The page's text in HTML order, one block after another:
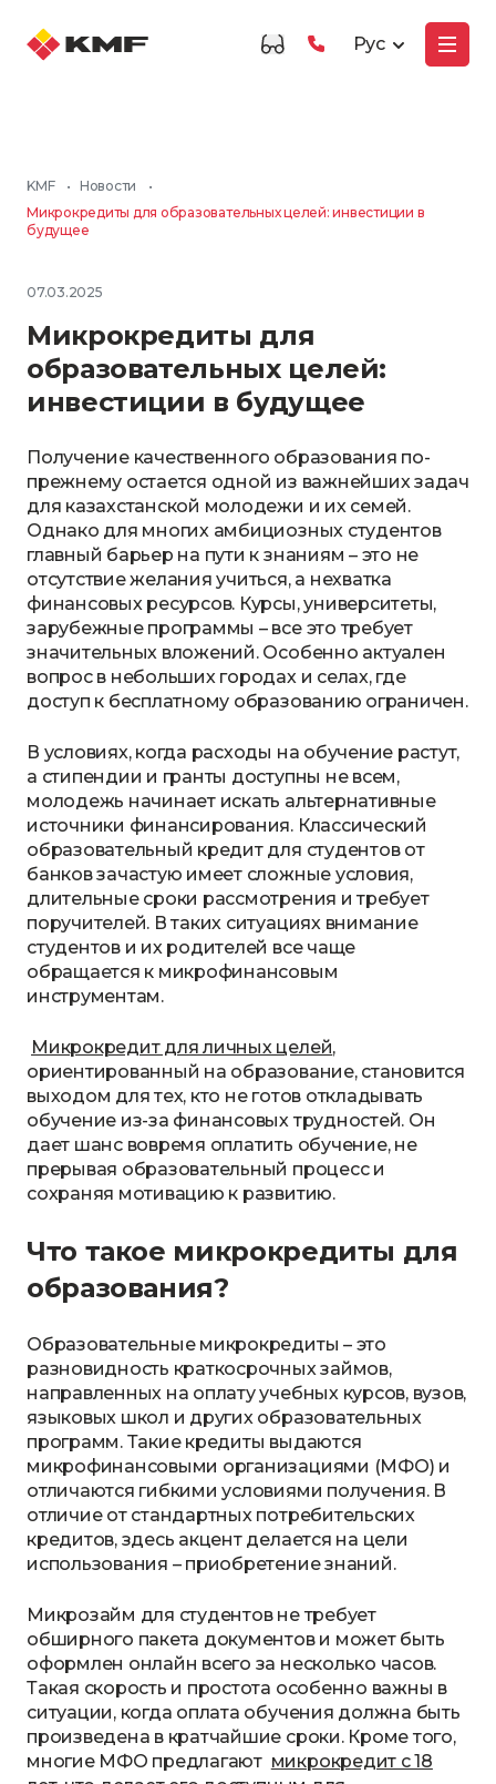
Рус
KMF • Новости
•
Микрокредиты для образовательных целей: инвестиции в
будущее
07.03.2025
Микрокредиты для
образовательных целей:
инвестиции в будущее
Получение качественного образования по-
прежнему остается одной из важнейших задач
для казахстанской молодежи и их семей.
Однако для многих амбициозных студентов
главный барьер на пути к знаниям – это не
отсутствие желания учиться, а нехватка
финансовых ресурсов. Курсы, университеты,
зарубежные программы – все это требует
значительных вложений. Особенно актуален
вопрос в небольших городах и селах, где
доступ к бесплатному образованию ограничен.
В условиях, когда расходы на обучение растут,
а стипендии и гранты доступны не всем,
молодежь начинает искать альтернативные
источники финансирования. Классический
образовательный кредит для студентов от
банков зачастую имеет сложные условия,
длительные сроки рассмотрения и требует
поручителей. В таких ситуациях внимание
студентов и их родителей все чаще
обращается к микрофинансовым
инструментам.
Микрокредит для личных целей,
ориентированный на образование, становится
выходом для тех, кто не готов откладывать
обучение из-за финансовых трудностей. Он
дает шанс вовремя оплатить обучение, не
прерывая образовательный процесс и
сохраняя мотивацию к развитию.
Что такое микрокредиты для
образования?
Образовательные микрокредиты – это
разновидность краткосрочных займов,
направленных на оплату учебных курсов, вузов,
языковых школ и других образовательных
программ. Такие кредиты выдаются
микрофинансовыми организациями (МФО) и
отличаются гибкими условиями получения. В
отличие от стандартных потребительских
кредитов, здесь акцент делается на цели
использования – приобретение знаний.
Микрозайм для студентов не требует
обширного пакета документов и может быть
оформлен онлайн всего за несколько часов.
Такая скорость и простота особенно важны в
ситуации, когда оплата обучения должна быть
произведена в кратчайшие сроки. Кроме того,
многие МФО предлагают микрокредит с 18